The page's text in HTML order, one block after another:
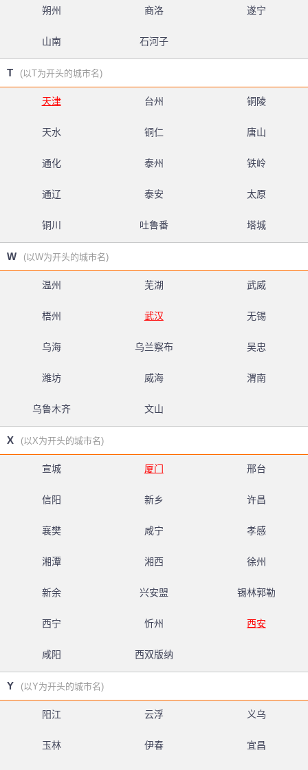
朔州 商洛 遂宁
山南 石河子
T (以T为开头的城市名)
天津 台州 铜陵
天水 铜仁 唐山
通化 泰州 铁岭
通辽 泰安 太原
铜川 吐鲁番 塔城
W (以W为开头的城市名)
温州 芜湖 武威
梧州 武汉 无锡
乌海 乌兰察布 吴忠
潍坊 威海 渭南
乌鲁木齐 文山
X (以X为开头的城市名)
宣城 厦门 邢台
信阳 新乡 许昌
襄樊 咸宁 孝感
湘潭 湘西 徐州
新余 兴安盟 锡林郭勒
西宁 忻州 西安
咸阳 西双版纳
Y (以Y为开头的城市名)
阳江 云浮 义乌
玉林 伊春 宜昌